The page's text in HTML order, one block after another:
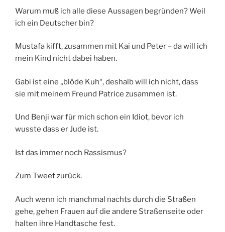
Warum muß ich alle diese Aussagen begründen? Weil
ich ein Deutscher bin?
Mustafa kifft, zusammen mit Kai und Peter – da will ich
mein Kind nicht dabei haben.
Gabi ist eine „blöde Kuh“, deshalb will ich nicht, dass
sie mit meinem Freund Patrice zusammen ist.
Und Benji war für mich schon ein Idiot, bevor ich
wusste dass er Jude ist.
Ist das immer noch Rassismus?
Zum Tweet zurück.
Auch wenn ich manchmal nachts durch die Straßen
gehe, gehen Frauen auf die andere Straßenseite oder
halten ihre Handtasche fest.